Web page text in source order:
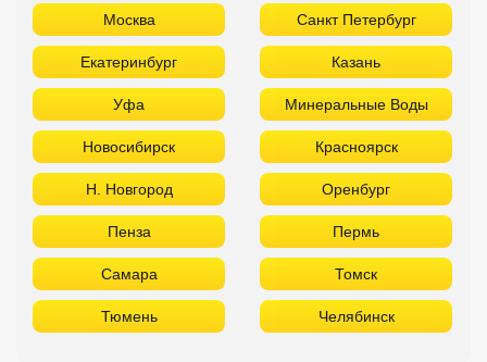
Москва Санкт Петербург
Екатеринбург Казань
Уфа Минеральные Воды
Новосибирск Красноярск
Н. Новгород Оренбург
Пенза Пермь
Самара Томск
Тюмень Челябинск